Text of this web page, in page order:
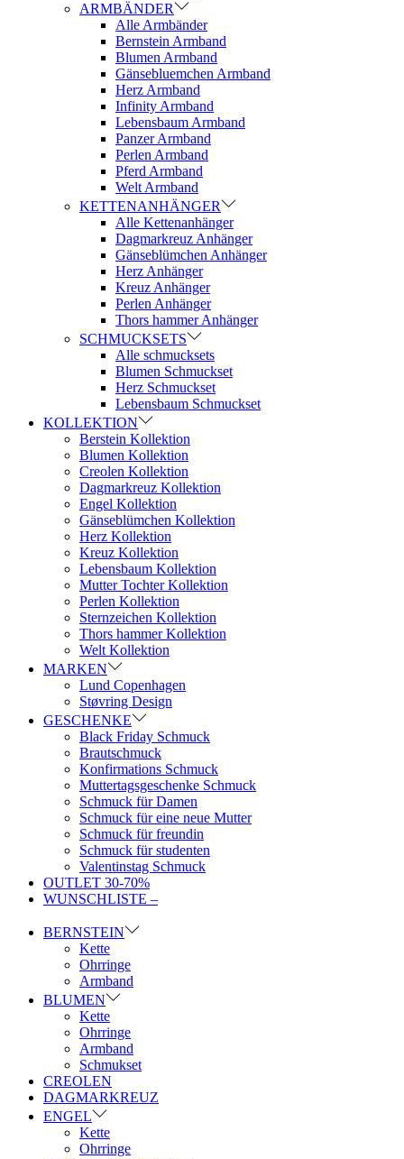
ARMBÄNDER
Alle Armbänder
Bernstein Armband
Blumen Armband
Gänsebluemchen Armband
Herz Armband
Infinity Armband
Lebensbaum Armband
Panzer Armband
Perlen Armband
Pferd Armband
Welt Armband
KETTENANHÄNGER
Alle Kettenanhänger
Dagmarkreuz Anhänger
Gänseblümchen Anhänger
Herz Anhänger
Kreuz Anhänger
Perlen Anhänger
Thors hammer Anhänger
SCHMUCKSETS
Alle schmucksets
Blumen Schmuckset
Herz Schmuckset
Lebensbaum Schmuckset
KOLLEKTION
Berstein Kollektion
Blumen Kollektion
Creolen Kollektion
Dagmarkreuz Kollektion
Engel Kollektion
Gänseblümchen Kollektion
Herz Kollektion
Kreuz Kollektion
Lebensbaum Kollektion
Mutter Tochter Kollektion
Perlen Kollektion
Sternzeichen Kollektion
Thors hammer Kollektion
Welt Kollektion
MARKEN
Lund Copenhagen
Støvring Design
GESCHENKE
Black Friday Schmuck
Brautschmuck
Konfirmations Schmuck
Muttertagsgeschenke Schmuck
Schmuck für Damen
Schmuck für eine neue Mutter
Schmuck für freundin
Schmuck für studenten
Valentinstag Schmuck
OUTLET 30-70%
WUNSCHLISTE –
BERNSTEIN
Kette
Ohrringe
Armband
BLUMEN
Kette
Ohrringe
Armband
Schmukset
CREOLEN
DAGMARKREUZ
ENGEL
Kette
Ohrringe